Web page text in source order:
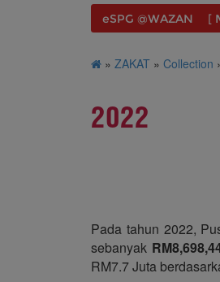
eSPG @WAZAN [
» ZAKAT » Collection
2022
Pada tahun 2022,
sebanyak
RM7.7 Juta